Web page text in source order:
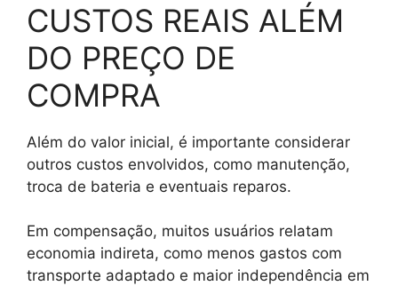
CUSTOS REAIS ALÉM
DO PREÇO DE
COMPRA
Além do valor inicial, é importante considerar
outros custos envolvidos, como manutenção,
troca de bateria e eventuais reparos.
Em compensação, muitos usuários relatam
economia indireta, como menos gastos com
transporte adaptado e maior independência em